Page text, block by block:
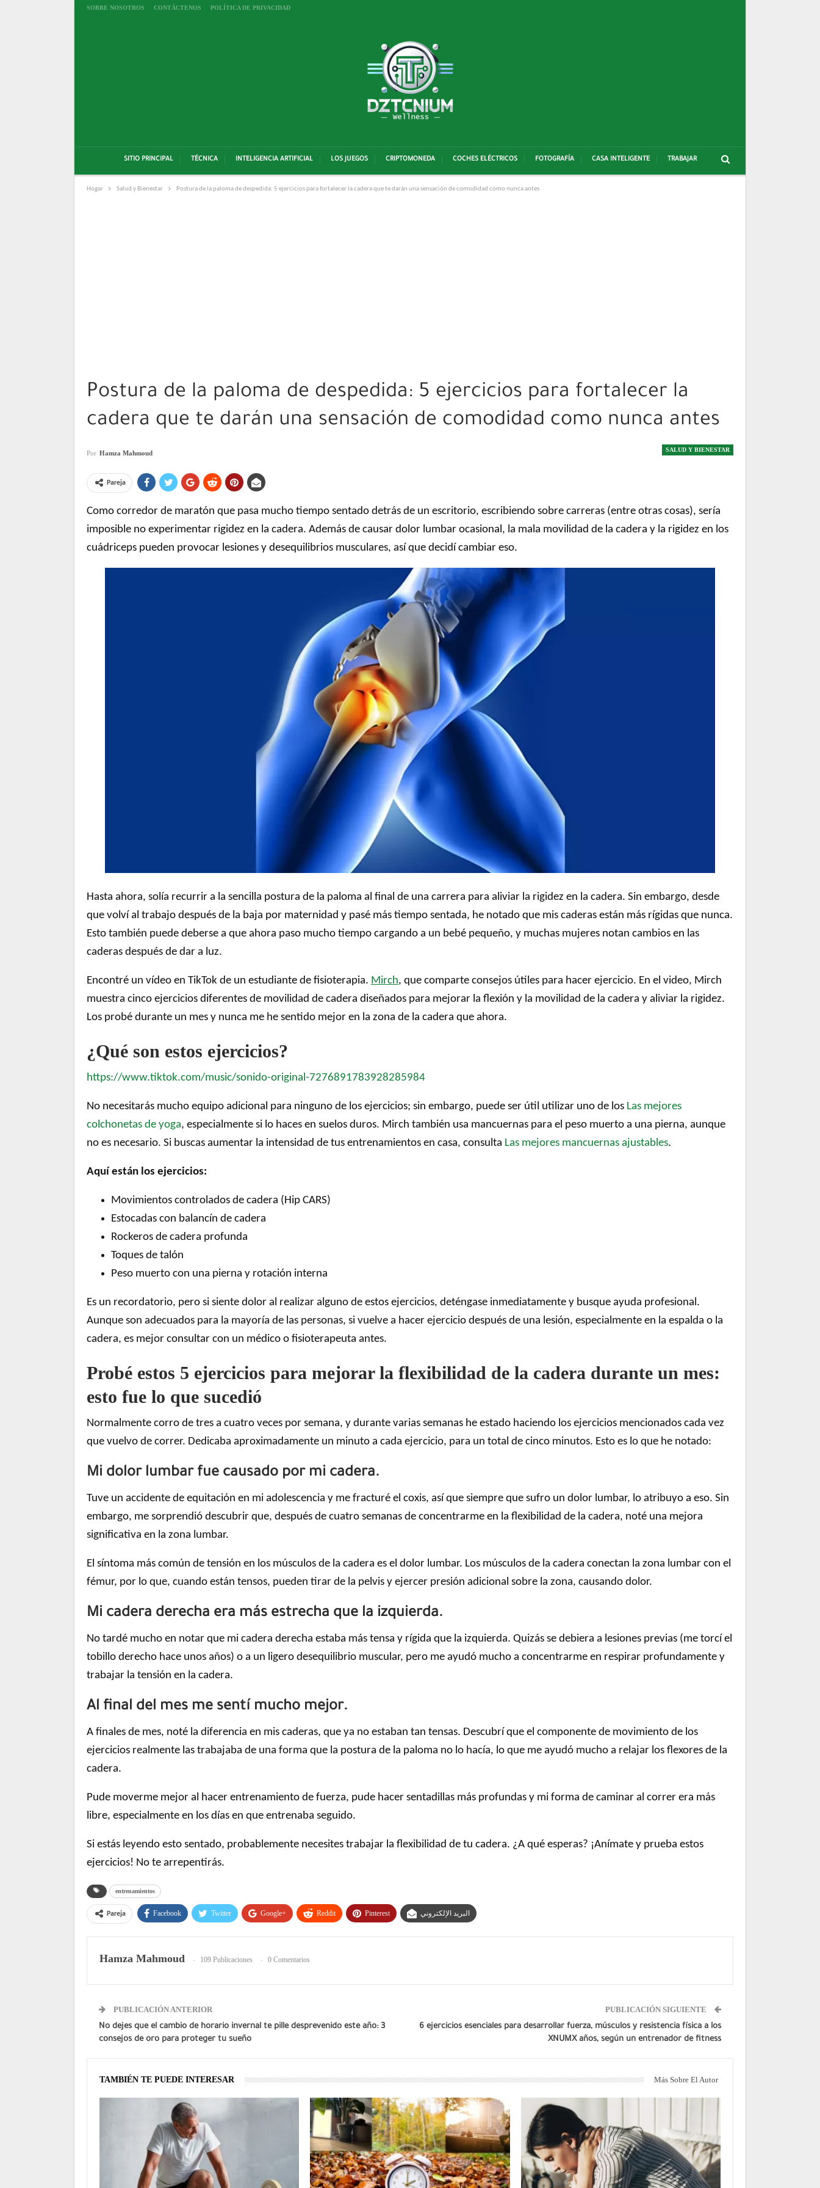
SOBRE NOSOTROS CONTÁCTENOS POLÍTICA DE PRIVACIDAD
SITIO PRINCIPAL TÉCNICA INTELIGENCIA ARTIFICIAL LOS JUEGOS CRIPTOMONEDA COCHES ELÉCTRICOS FOTOGRAFÍA CASA INTELIGENTE TRABAJAR
Hogar Salud y Bienestar Postura de la paloma de despedida: 5 ejercicios para fortalecer la cadera que te darán una sensación de comodidad como nunca antes
Postura de la paloma de despedida: 5 ejercicios para fortalecer la
cadera que te darán una sensación de comodidad como nunca antes
SALUD Y BIENESTAR
Por Hamza Mahmoud
Pareja
Como corredor de maratón que pasa mucho tiempo sentado detrás de un escritorio, escribiendo sobre carreras (entre otras cosas), sería
imposible no experimentar rigidez en la cadera. Además de causar dolor lumbar ocasional, la mala movilidad de la cadera y la rigidez en los
cuádriceps pueden provocar lesiones y desequilibrios musculares, así que decidí cambiar eso.
Hasta ahora, solía recurrir a la sencilla postura de la paloma al final de una carrera para aliviar la rigidez en la cadera. Sin embargo, desde
que volví al trabajo después de la baja por maternidad y pasé más tiempo sentada, he notado que mis caderas están más rígidas que nunca.
Esto también puede deberse a que ahora paso mucho tiempo cargando a un bebé pequeño, y muchas mujeres notan cambios en las
caderas después de dar a luz.
Encontré un vídeo en TikTok de un estudiante de fisioterapia. Mirch, que comparte consejos útiles para hacer ejercicio. En el video, Mirch
muestra cinco ejercicios diferentes de movilidad de cadera diseñados para mejorar la flexión y la movilidad de la cadera y aliviar la rigidez.
Los probé durante un mes y nunca me he sentido mejor en la zona de la cadera que ahora.
¿Qué son estos ejercicios?
https://www.tiktok.com/music/sonido-original-7276891783928285984
No necesitarás mucho equipo adicional para ninguno de los ejercicios; sin embargo, puede ser útil utilizar uno de los Las mejores
colchonetas de yoga, especialmente si lo haces en suelos duros. Mirch también usa mancuernas para el peso muerto a una pierna, aunque
no es necesario. Si buscas aumentar la intensidad de tus entrenamientos en casa, consulta Las mejores mancuernas ajustables.
Aquí están los ejercicios:
Movimientos controlados de cadera (Hip CARS)
Estocadas con balancín de cadera
Rockeros de cadera profunda
Toques de talón
Peso muerto con una pierna y rotación interna
Es un recordatorio, pero si siente dolor al realizar alguno de estos ejercicios, deténgase inmediatamente y busque ayuda profesional.
Aunque son adecuados para la mayoría de las personas, si vuelve a hacer ejercicio después de una lesión, especialmente en la espalda o la
cadera, es mejor consultar con un médico o fisioterapeuta antes.
Probé estos 5 ejercicios para mejorar la flexibilidad de la cadera durante un mes:
esto fue lo que sucedió
Normalmente corro de tres a cuatro veces por semana, y durante varias semanas he estado haciendo los ejercicios mencionados cada vez
que vuelvo de correr. Dedicaba aproximadamente un minuto a cada ejercicio, para un total de cinco minutos. Esto es lo que he notado:
Mi dolor lumbar fue causado por mi cadera.
Tuve un accidente de equitación en mi adolescencia y me fracturé el coxis, así que siempre que sufro un dolor lumbar, lo atribuyo a eso. Sin
embargo, me sorprendió descubrir que, después de cuatro semanas de concentrarme en la flexibilidad de la cadera, noté una mejora
significativa en la zona lumbar.
El síntoma más común de tensión en los músculos de la cadera es el dolor lumbar. Los músculos de la cadera conectan la zona lumbar con el
fémur, por lo que, cuando están tensos, pueden tirar de la pelvis y ejercer presión adicional sobre la zona, causando dolor.
Mi cadera derecha era más estrecha que la izquierda.
No tardé mucho en notar que mi cadera derecha estaba más tensa y rígida que la izquierda. Quizás se debiera a lesiones previas (me torcí el
tobillo derecho hace unos años) o a un ligero desequilibrio muscular, pero me ayudó mucho a concentrarme en respirar profundamente y
trabajar la tensión en la cadera.
Al final del mes me sentí mucho mejor.
A finales de mes, noté la diferencia en mis caderas, que ya no estaban tan tensas. Descubrí que el componente de movimiento de los
ejercicios realmente las trabajaba de una forma que la postura de la paloma no lo hacía, lo que me ayudó mucho a relajar los flexores de la
cadera.
Pude moverme mejor al hacer entrenamiento de fuerza, pude hacer sentadillas más profundas y mi forma de caminar al correr era más
libre, especialmente en los días en que entrenaba seguido.
Si estás leyendo esto sentado, probablemente necesites trabajar la flexibilidad de tu cadera. ¿A qué esperas? ¡Anímate y prueba estos
ejercicios! No te arrepentirás.
entrenamientos
Pareja Facebook Twitter Google+ Reddit Pinterest البريد الإلكتروني
Hamza Mahmoud 109 Publicaciones 0 Comentarios
PUBLICACIÓN ANTERIOR
No dejes que el cambio de horario invernal te pille desprevenido este año: 3
consejos de oro para proteger tu sueño
PUBLICACIÓN SIGUIENTE
6 ejercicios esenciales para desarrollar fuerza, músculos y resistencia física a los
XNUMX años, según un entrenador de fitness
TAMBIÉN TE PUEDE INTERESAR Más Sobre El Autor